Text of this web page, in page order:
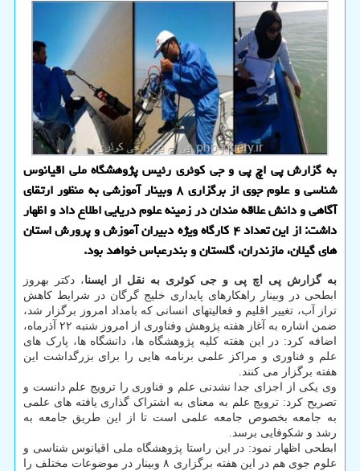
به گزارش پی اچ پی و جی کوئری رئیس پژوهشگاه ملی اقیانوس
شناسی و علوم جوی از برگزاری ۸ وبینار آموزشی به منظور ارتقای
آگاهی و دانش علاقه مندان در زمینه علوم دریایی اطلاع داد و اظهار
داشت: از این تعداد ۴ کارگاه ویژه دبیران آموزش و پرورش استان
های گیلان، مازندران، گلستان و بندرعباس خواهد بود.
به گزارش پی اچ پی و جی کوئری به نقل از ایسنا، دکتر بهروز
ابطحی در وبینار راهکارهای پایداری خلیج گرگان در شرایط کاهش
تراز آب، تغییر اقلیم و فعالیتهای انسانی که بامداد امروز برگزار شد،
ضمن اشاره به آغاز هفته پژوهش وفناوری از امروز شنبه ۲۲ آذرماه،
اضافه کرد: در این هفته کلیه پژوهشگاه ها، دانشگاه ها، پارک های
علم و فناوری و مراکز علمی برنامه هایی را برای بزرگداشت این
هفته برگزار می کنند.
وی یکی از اجزای جدا نشدنی علم و فناوری را ترویج علم دانست و
تصریح کرد: ترویج علم به معنای به اشتراک گذاری یافته های علمی
به جامعه بخصوص جامعه علمی است تا از این طریق جامعه به
رشد و شکوفایی برسد.
ابطحی اظهار نمود: در این راستا پژوهشگاه ملی اقیانوس شناسی و
علوم جوی هم در این هفته برگزاری ۸ وبینار در موضوعات مختلف را